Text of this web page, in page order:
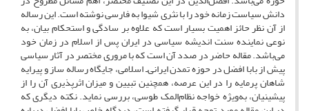
دانش سیاست زمانه خود را با نثری شیوا به فارسی نوشته است. این رساله
از آن نظر حائز اهمیت بسیار است که علاوه بر سادگی و استحکام بیان، به
نوعی نماینده سنت اندیشه سیاسی در ایران پس از اسلام در زمان خود
می‌باشد. مقاله حاضر در صدد آن است که با مروری مختصر در آثار سیاسی
پیش از بابا افضل در حوزه تمدن ایرانی‌ـ اسلامی، جایگاه رساله ساز و پیرایه
شاهان پرمایه را در این عرصه، همچنین تبیین و میزان اثرپذیری آن را از
پیشینیان، به‌ویژه خواجه نظام‌المک طوسی، بررسی نماید. نکته دیگری که